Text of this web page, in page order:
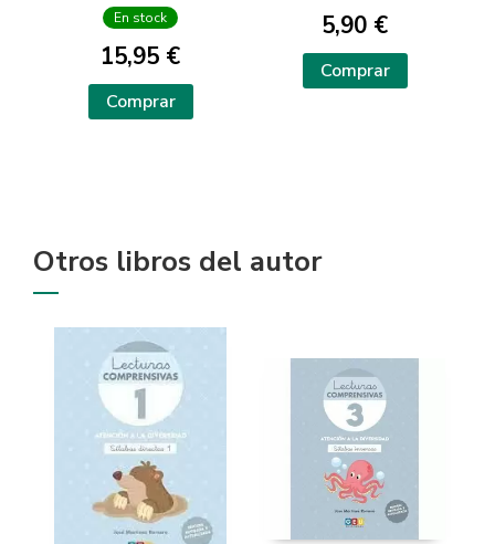
ANTONIA
En stock
15,95 €
Comprar
5,90 €
Comprar
Otros libros del autor